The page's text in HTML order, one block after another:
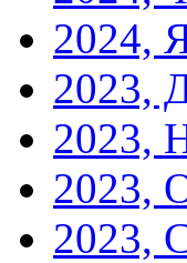
2024,
2023,
2023,
2023,
2023,